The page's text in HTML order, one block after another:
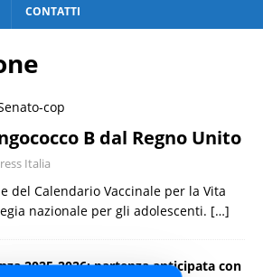
CONTATTI
B dal Regno Unito
Italia
del Calendario Vaccinale per la Vita
nazionale per gli adolescenti. […]
2025-2026: partenza anticipata con